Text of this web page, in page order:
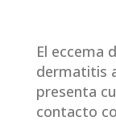
El eccema
dermatitis
presenta
contacto